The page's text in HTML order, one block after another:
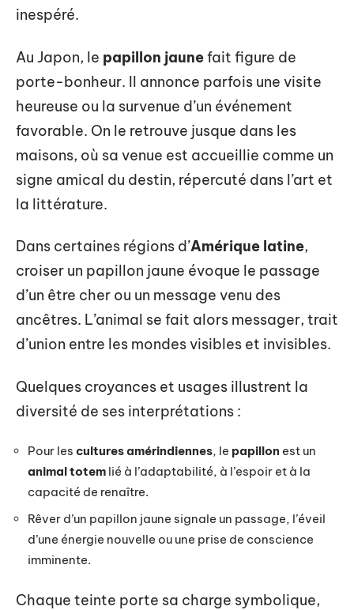
inespéré.
Au Japon, le papillon jaunefait figure de
porte-bonheur. Il annonce parfois une visite
heureuse ou la survenue d’un événement
favorable. On le retrouve jusque dans les
maisons, où sa venue est accueillie comme un
signe amical du destin, répercuté dans l’art et
la littérature.
Dans certaines régions d’Amérique latine,
croiser un papillon jaune évoque le passage
d’un être cher ou un message venu des
ancêtres. L’animal se fait alors messager, trait
d’union entre les mondes visibles et invisibles.
Quelques croyances et usages illustrent la
diversité de ses interprétations :
Pour les cultures amérindiennes, le papillon est un
animal totem lié à l’adaptabilité, à l’espoir et à la
capacité de renaître.
Rêver d’un papillon jaune signale un passage, l’éveil
d’une énergie nouvelle ou une prise de conscience
imminente.
Chaque teinte porte sa charge symbolique,